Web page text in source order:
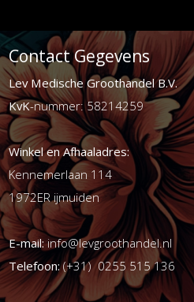
Contact Gegevens
Lev Medische Groothandel B.V.
KvK-nummer: 58214259
Winkel en Afhaaladres:
Kennemerlaan 114
1972ER ijmuiden
E-mail:info@levgroothandel.nl
Telefoon:(+31) 0255 515 136